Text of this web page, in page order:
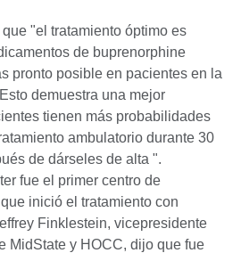
"el tratamiento óptimo es
de buprenorphine
pronto posible en pacientes en la
demuestra una mejor
tienen más probabilidades
ambulatorio durante 30
de dárseles de alta ".
fue el primer centro de
inició el tratamiento con
Finklestein, vicepresidente
MidState y HOCC, dijo que fue